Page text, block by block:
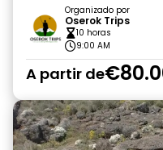
Organizado por
Oserok Trips
10 horas
9:00 AM
A partir de